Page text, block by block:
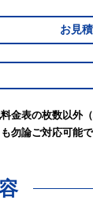
お見
金表の枚数以外
勿論ご対応可能